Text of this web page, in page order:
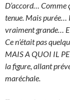
D’accord… Comme
tenue. Mais
vraiment grande…
Ce n’était pas
MAIS A QUOI IL
la figure, allant
maréchale.